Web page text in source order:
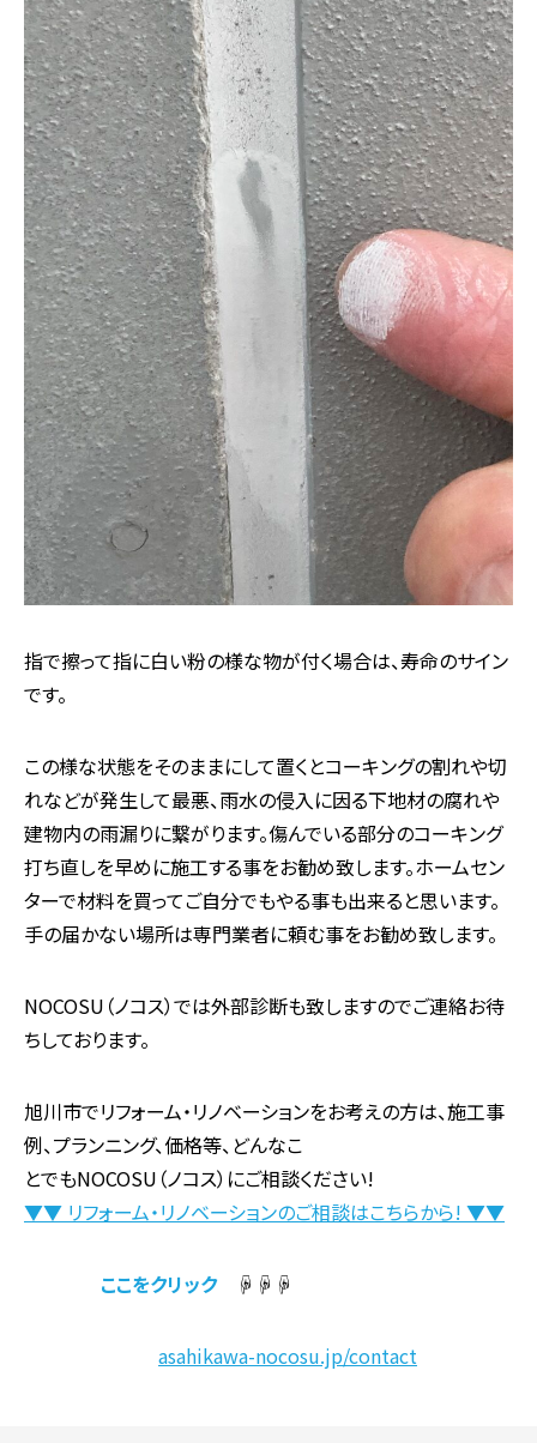
指で擦って指に白い粉の様な物が付く場合は、寿命のサイン
です。
この様な状態をそのままにして置くとコーキングの割れや切
れなどが発生して最悪、雨水の侵入に因る下地材の腐れや
建物内の雨漏りに繋がります。傷んでいる部分のコーキング
打ち直しを早めに施工する事をお勧め致します。ホームセン
ターで材料を買ってご自分でもやる事も出来ると思います。
手の届かない場所は専門業者に頼む事をお勧め致します。
NOCOSU（ノコス）では外部診断も致しますのでご連絡お待
ちしております。
旭川市でリフォーム・リノベーションをお考えの方は、施工事
例、プランニング、価格等、どんなこ
とでもNOCOSU（ノコス）にご相談ください!
▼▼ リフォーム・リノベーションのご相談はこちらから! ▼▼
ここをクリック ☟☟☟
asahikawa-nocosu.jp/contact